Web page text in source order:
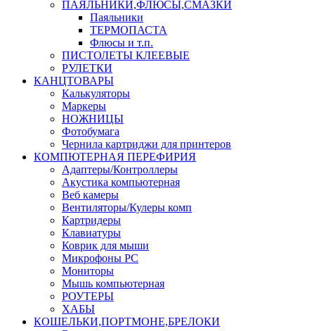
ПАЯЛЬНИКИ,ФЛЮСЫ,СМАЗКИ
Паяльники
ТЕРМОПАСТА
Флюсы и т.п.
ПИСТОЛЕТЫ КЛЕЕВЫЕ
РУЛЕТКИ
КАНЦТОВАРЫ
Калькуляторы
Маркеры
НОЖНИЦЫ
Фотобумага
Чернила картриджи для принтеров
КОМПЮТЕРНАЯ ПЕРЕФИРИЯ
Адаптеры/Контроллеры
Акустика компьютерная
Веб камеры
Вентиляторы/Кулеры комп
Картридеры
Клавиатуры
Коврик для мыши
Микрофоны PC
Мониторы
Мышь компьютерная
РОУТЕРЫ
ХАБЫ
КОШЕЛЬКИ,ПОРТМОНЕ,БРЕЛОКИ